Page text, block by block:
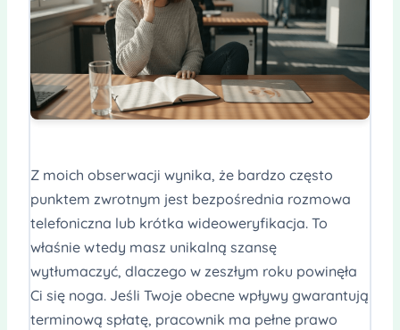
Z moich obserwacji wynika, że bardzo często
punktem zwrotnym jest bezpośrednia rozmowa
telefoniczna lub krótka wideoweryfikacja. To
właśnie wtedy masz unikalną szansę
wytłumaczyć, dlaczego w zeszłym roku powinęła
Ci się noga. Jeśli Twoje obecne wpływy gwarantują
terminową spłatę, pracownik ma pełne prawo